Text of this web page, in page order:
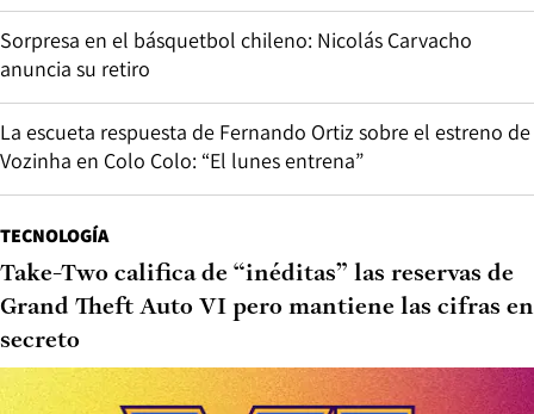
Sorpresa en el básquetbol chileno: Nicolás Carvacho
anuncia su retiro
La escueta respuesta de Fernando Ortiz sobre el estreno de
Vozinha en Colo Colo: “El lunes entrena”
TECNOLOGÍA
Take-Two califica de “inéditas” las reservas de
Grand Theft Auto VI pero mantiene las cifras en
secreto